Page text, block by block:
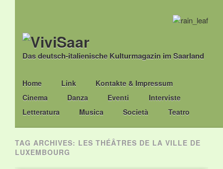
Das deutsch-italienische Kulturmagazin im Saarland
Main menu
Skip
to
content
Home Link
Kontakte & Impressum
Cinema
Danza Eventi
Interviste
Letteratura
Musica Società Teatro
TAG ARCHIVES: LES THÉÂTRES DE LA VILLE DE
LUXEMBOURG